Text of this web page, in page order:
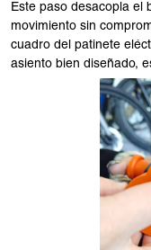
Este paso desacopla el
movimiento sin
cuadro del patinete
asiento bien diseñado,